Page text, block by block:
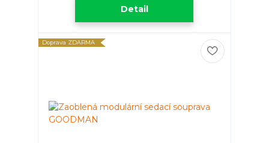
Detail
Doprava ZDARMA